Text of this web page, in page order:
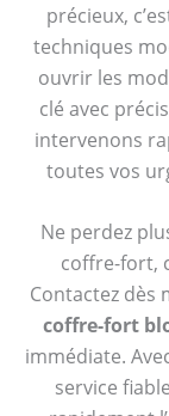
précieux,
techniques
ouvrir les
clé avec
intervenons
toutes vos
Ne perdez
coffre-fort,
Contactez dès
coffre-fort
immédiate.
service